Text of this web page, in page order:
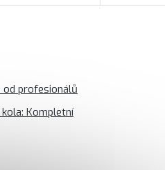
od profesionálů
Kompletní